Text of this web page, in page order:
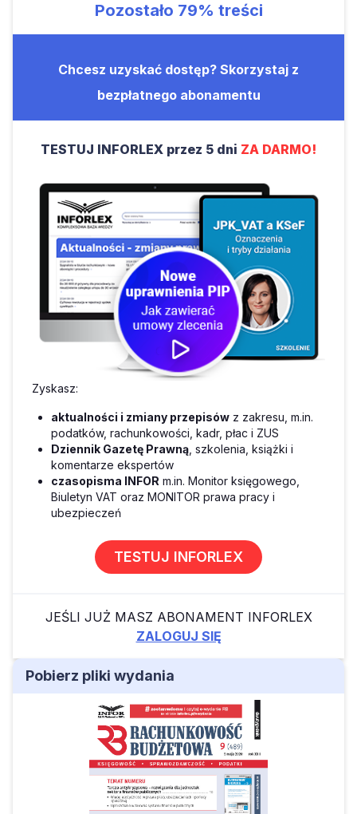
Pozostało 79% treści
Chcesz uzyskać dostęp? Skorzystaj z
bezpłatnego abonamentu
TESTUJ INFORLEX przez 5 dni ZA DARMO!
Zyskasz:
aktualności i zmiany przepisów z zakresu, m.in.
podatków, rachunkowości, kadr, płac i ZUS
Dziennik Gazetę Prawną , szkolenia, książki i
komentarze ekspertów
czasopisma INFOR m.in. Monitor księgowego,
Biuletyn VAT oraz MONITOR prawa pracy i
ubezpieczeń
TESTUJ INFORLEX
JEŚLI JUŻ MASZ ABONAMENT INFORLEX
ZALOGUJ SIĘ
Pobierz pliki wydania